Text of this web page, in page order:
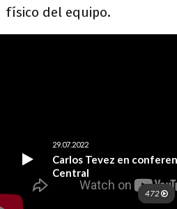
físico del equipo.